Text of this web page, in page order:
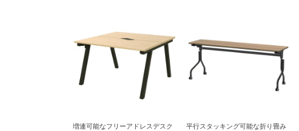
増連可能なフリーアドレスデスク
平行スタッキング可能な折り畳み